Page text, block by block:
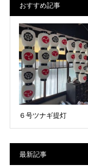
おすすめ記事
６号ツナギ提灯
最新記事